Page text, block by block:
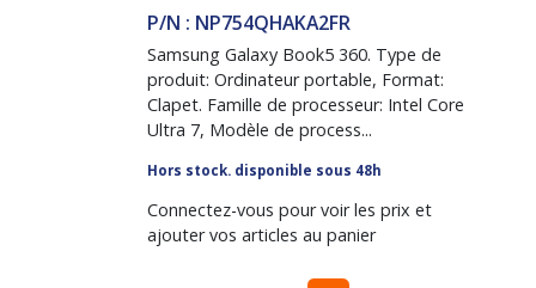
P/N : NP754QHAKA2FR
Samsung Galaxy Book5 360. Type de
produit: Ordinateur portable, Format:
Clapet. Famille de processeur: Intel Core
Ultra 7, Modèle de process...
Hors stock. disponible sous 48h
Connectez-vous pour voir les prix et
ajouter vos articles au panier